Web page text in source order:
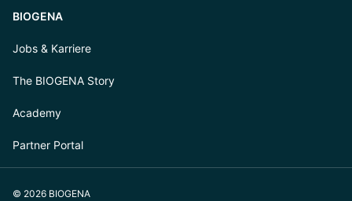
BIOGENA
Jobs & Karriere
The BIOGENA Story
Academy
Partner Portal
© 2026 BIOGENA